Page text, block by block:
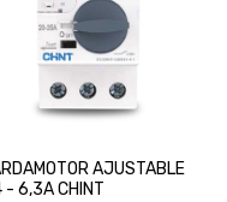
AJUSTABLE
- 6,3A CHINT